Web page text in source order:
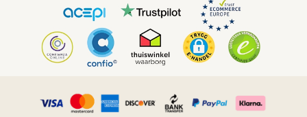
อย่าลืมนำชุดว่ายน้ำออกจากกระเป๋าชายหาดหรือกระเป๋าของคุณ อย่าปล่อย
ให้ชุดว่ายน้ำเปียกเป็นเวลานาน โดยเฉพาะการพับชุดในขณะที่ชุดยังเปียก
และชื้น ทำไม? เพราะงานพิมพ์และลวดลายที่อยู่บนชุดว่ายน้ำอาจเปลี่ยนสีได้
นั่นเอง และถ้าหากชุดบิกินี่ของคุณประดับประดาไปด้วยหิน ไข่มุกหรือการ
เย็บจีบ ให้คุณหลีกเลี่ยงการถูกแรงๆ หรือดึง เพราะวัสดุเหล่านี้จะหลุดได้ง่ายๆ
หากชุดว่ายน้ำมีรอยเปื้อน ให้พยายามทำความสะอาด ขยี้หรือเช็ดในขณะที่